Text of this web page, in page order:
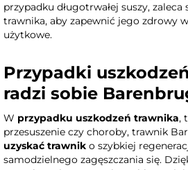
przypadku długotrwałej suszy,
trawnika, aby zapewnić jego zdrowy
użytkowe.
Przypadki
radzi sobie
W przypadku uszkodzeń trawnika,
przesuszenie czy choroby, trawnik
uzyskać trawnik o szybkiej
samodzielnego zagęszczania się.